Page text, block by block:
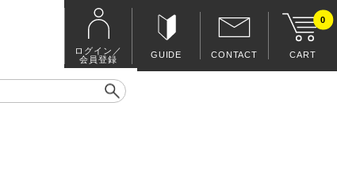
ログイン／
会員登録
GUIDE CONTACT
0
CART